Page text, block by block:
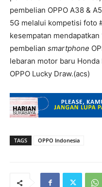
pembelian OPPO A38 &
5G melalui kompetisi foto
kesempatan
pembelian smartphone
lebaran motor baru
OPPO Lucky Draw.(acs)
TAGS OPPO Indonesia